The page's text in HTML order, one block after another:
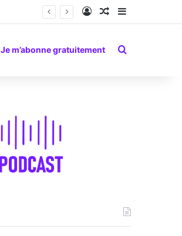
Connexion
Article Aléatoire
Sidebar
Je m’abonne gratuitement Rechercher